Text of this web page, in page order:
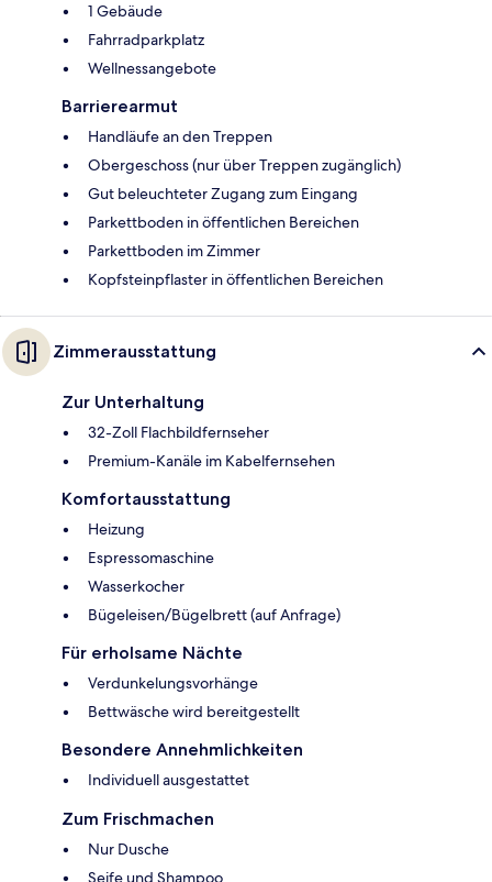
1 Gebäude
Fahrradparkplatz
Wellnessangebote
Barrierearmut
Handläufe an den Treppen
Obergeschoss (nur über Treppen zugänglich)
Gut beleuchteter Zugang zum Eingang
Parkettboden in öffentlichen Bereichen
Parkettboden im Zimmer
Kopfsteinpflaster in öffentlichen Bereichen
Zimmerausstattung
Zur Unterhaltung
32-Zoll Flachbildfernseher
Premium-Kanäle im Kabelfernsehen
Komfortausstattung
Heizung
Espressomaschine
Wasserkocher
Bügeleisen/Bügelbrett (auf Anfrage)
Für erholsame Nächte
Verdunkelungsvorhänge
Bettwäsche wird bereitgestellt
Besondere Annehmlichkeiten
Individuell ausgestattet
Zum Frischmachen
Nur Dusche
Seife und Shampoo